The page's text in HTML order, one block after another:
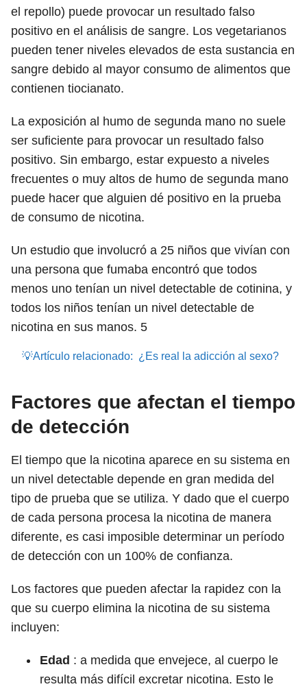
el repollo) puede provocar un resultado falso
positivo en el análisis de sangre. Los vegetarianos
pueden tener niveles elevados de esta sustancia en
sangre debido al mayor consumo de alimentos que
contienen tiocianato.
La exposición al humo de segunda mano no suele
ser suficiente para provocar un resultado falso
positivo. Sin embargo, estar expuesto a niveles
frecuentes o muy altos de humo de segunda mano
puede hacer que alguien dé positivo en la prueba
de consumo de nicotina.
Un estudio que involucró a 25 niños que vivían con
una persona que fumaba encontró que todos
menos uno tenían un nivel detectable de cotinina, y
todos los niños tenían un nivel detectable de
nicotina en sus manos. 5
💡Artículo relacionado: ¿Es real la adicción al sexo?
Factores que afectan el tiempo
de detección
El tiempo que la nicotina aparece en su sistema en
un nivel detectable depende en gran medida del
tipo de prueba que se utiliza. Y dado que el cuerpo
de cada persona procesa la nicotina de manera
diferente, es casi imposible determinar un período
de detección con un 100% de confianza.
Los factores que pueden afectar la rapidez con la
que su cuerpo elimina la nicotina de su sistema
incluyen:
Edad : a medida que envejece, al cuerpo le
resulta más difícil excretar nicotina. Esto le